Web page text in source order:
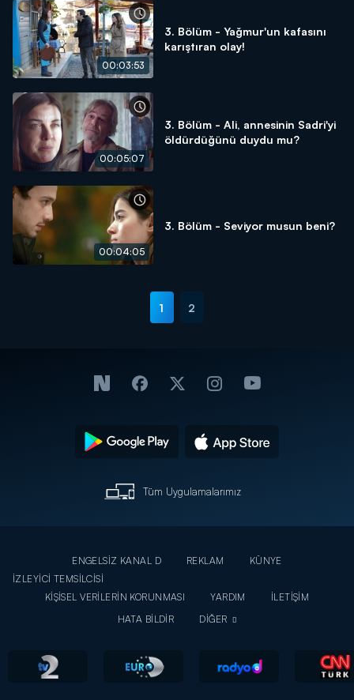
00:03:53
3. Bölüm - Yağmur'un kafasını
karıştıran olay!
00:05:07
3. Bölüm - Ali, annesinin Sadri'yi
öldürdüğünü duydu mu?
00:04:05
3. Bölüm - Seviyor musun beni?
1 2
Tüm Uygulamalarımız
ENGELSİZ KANAL D REKLAM
KÜNYE
İZLEYİCİ TEMSİLCİSİ
KİŞİSEL VERİLERİN KORUNMASI
YARDIM
İLETİŞİM
HATA BİLDİR
DİĞER